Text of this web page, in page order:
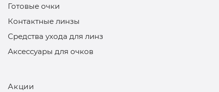
Готовые очки
Контактные линзы
Средства ухода для линз
Аксессуары для очков
Акции